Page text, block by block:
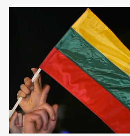
Auksinė
Lietuvą
Posted On2010/09/15
Martynas